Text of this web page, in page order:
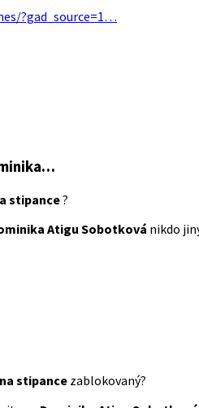
?gad_source=1…
stipance?
Atigu Sobotková nikdo
stipance zablokovaný?